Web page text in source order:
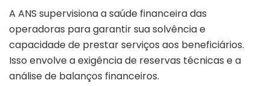
A ANS supervisiona a saúde financeira das
operadoras para garantir sua solvência e
capacidade de prestar serviços aos beneficiários.
Isso envolve a exigência de reservas técnicas e a
análise de balanços financeiros.